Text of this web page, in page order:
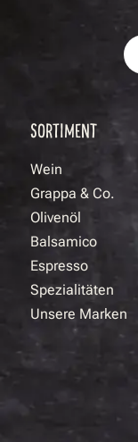
SORTIMENT
Wein
Grappa & Co.
Olivenöl
Balsamico
Espresso
Spezialitäten
Unsere Marken